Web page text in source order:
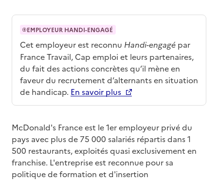
EMPLOYEUR HANDI-ENGAGÉ
Cet employeur est reconnu Handi-engagé par
France Travail, Cap emploi et leurs partenaires,
du fait des actions concrètes qu’il mène en
faveur du recrutement d’alternants en situation
de handicap. En savoir plus
McDonald's France est le 1er employeur privé du
pays avec plus de 75 000 salariés répartis dans 1
500 restaurants, exploités quasi exclusivement en
franchise. L'entreprise est reconnue pour sa
politique de formation et d'insertion